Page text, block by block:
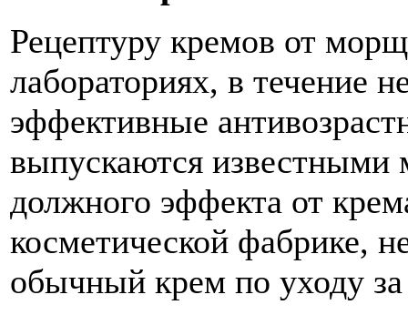
Рецептуру кремов от
лабораториях, в течение
эффективные
выпускаются
должного эффекта от
косметической фабрике,
обычный крем по уходу